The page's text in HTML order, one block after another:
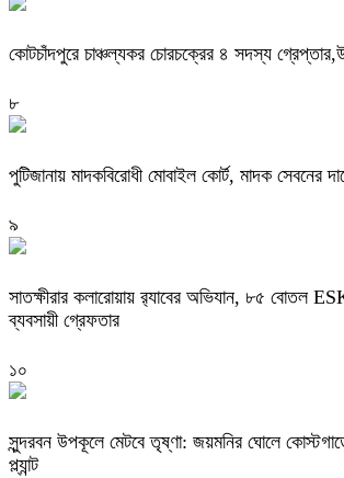
কোটচাঁদপুরে চাঞ্চল্যকর চোরচক্রের ৪ সদস্য
৮
পুটিজানায় মাদকবিরোধী মোবাইল কোর্ট, মাদক সেবনের
৯
সাতক্ষীরার কলারোয়ায় র‍্যাবের অভিযান, ৮৫ বোতল
ব্যবসায়ী গ্রেফতার
১০
সুন্দরবন উপকূলে মেটবে তৃষ্ণা: জয়মনির ঘোলে
প্ল্যান্ট